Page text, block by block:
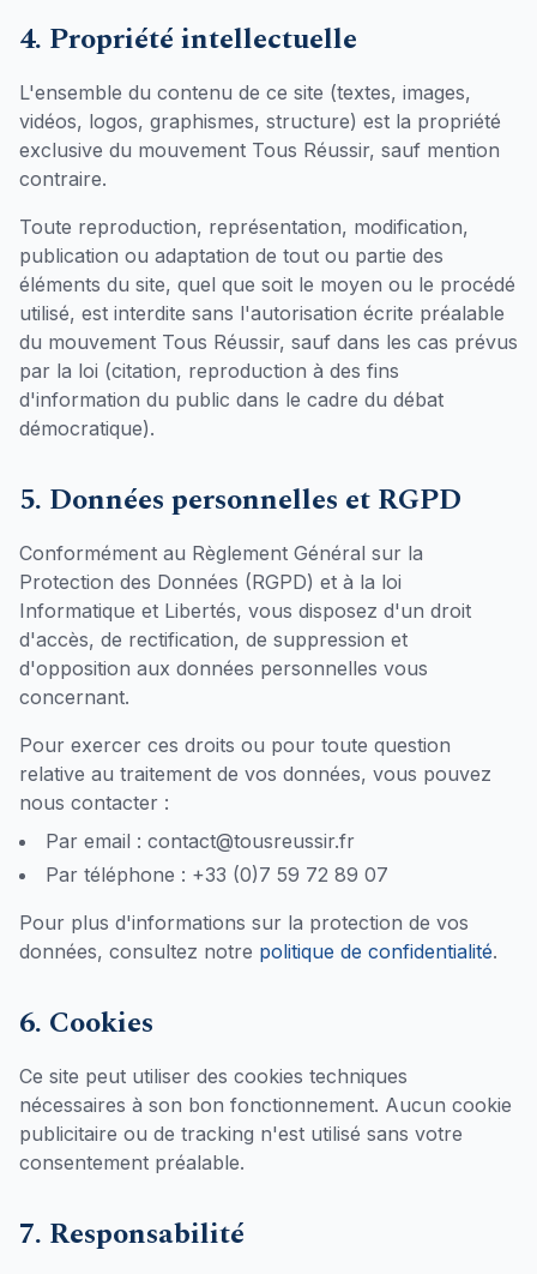
4. Propriété intellectuelle
L'ensemble du contenu de ce site (textes, images,
vidéos, logos, graphismes, structure) est la propriété
exclusive du mouvement Tous Réussir, sauf mention
contraire.
Toute reproduction, représentation, modification,
publication ou adaptation de tout ou partie des
éléments du site, quel que soit le moyen ou le procédé
utilisé, est interdite sans l'autorisation écrite préalable
du mouvement Tous Réussir, sauf dans les cas prévus
par la loi (citation, reproduction à des fins
d'information du public dans le cadre du débat
démocratique).
5. Données personnelles et RGPD
Conformément au Règlement Général sur la
Protection des Données (RGPD) et à la loi
Informatique et Libertés, vous disposez d'un droit
d'accès, de rectification, de suppression et
d'opposition aux données personnelles vous
concernant.
Pour exercer ces droits ou pour toute question
relative au traitement de vos données, vous pouvez
nous contacter :
Par email : contact@tousreussir.fr
Par téléphone : +33 (0)7 59 72 89 07
Pour plus d'informations sur la protection de vos
données, consultez notre politique de confidentialité.
6. Cookies
Ce site peut utiliser des cookies techniques
nécessaires à son bon fonctionnement. Aucun cookie
publicitaire ou de tracking n'est utilisé sans votre
consentement préalable.
7. Responsabilité